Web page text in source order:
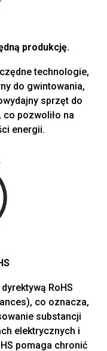
produkcję.
technologie,
do gwintowania,
sprzęt do
pozwoliło na
energii.
RoHS
co oznacza,
substancji
elektrycznych i
pomaga chronić